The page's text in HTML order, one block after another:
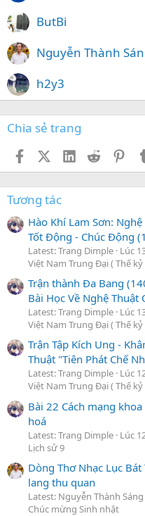
ButBi
Nguyễn Thành
h2y3
Chia sẻ trang
FacebookX (Twitter)
LinkedIn
Reddit
Tương tác
Hào Khí Lam Sơn:
Tốt Động - Chúc Động
Latest: Trang Dimple Lúc
Việt Nam Trung Đại ( Thế kỷ
Trận thành Đa Bang
Bài Học Về Nghệ Thuật
Latest: Trang Dimple Lúc
Việt Nam Trung Đại ( Thế kỷ
Trận Tập Kích Ung -
Thuật "Tiên Phát Chế
Latest: Trang Dimple Lúc
Việt Nam Trung Đại ( Thế kỷ
Bài 22 Cách mạng
hoá
Latest: Trang Dimple Lúc
Lịch sử 9
Dòng Thơ Nhạc Lục
lang thu quan
Latest: Nguyễn Thành Sáng
Chúc mừng Sinh nhật